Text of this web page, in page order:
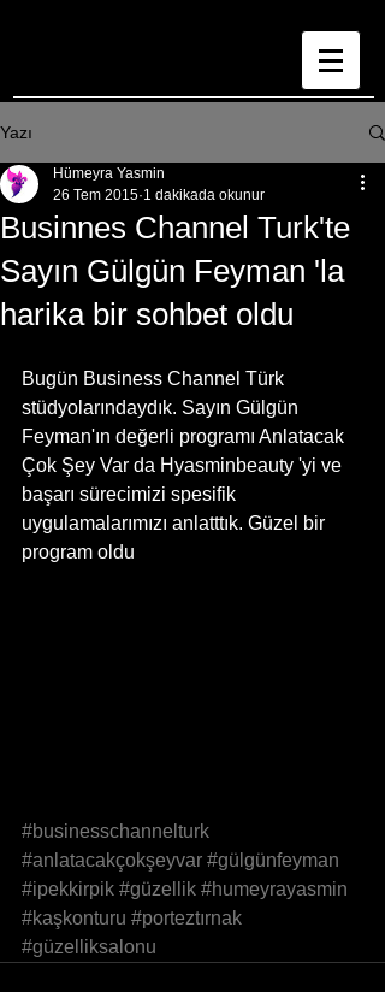
Yazı
Businnes Channel Turk'te
Sayın Gülgün Feyman 'la
harika bir sohbet oldu
Hümeyra Yasmin
26 Tem 2015 1 dakikada okunur
Bugün Business Channel Türk
stüdyolarındaydık. Sayın Gülgün
Feyman'ın değerli programı Anlatacak
Çok Şey Var da Hyasminbeauty 'yi ve
başarı sürecimizi spesifik
uygulamalarımızı anlatttık. Güzel bir
program oldu
#businesschannelturk
#anlatacakçokşeyvar #gülgünfeyman
#ipekkirpik #güzellik #humeyrayasmin
#kaşkonturu #porteztırnak
#güzelliksalonu